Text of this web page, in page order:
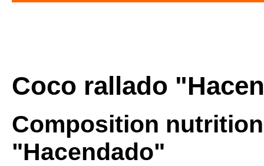
Coco rallado
Composition
"Hacendado"